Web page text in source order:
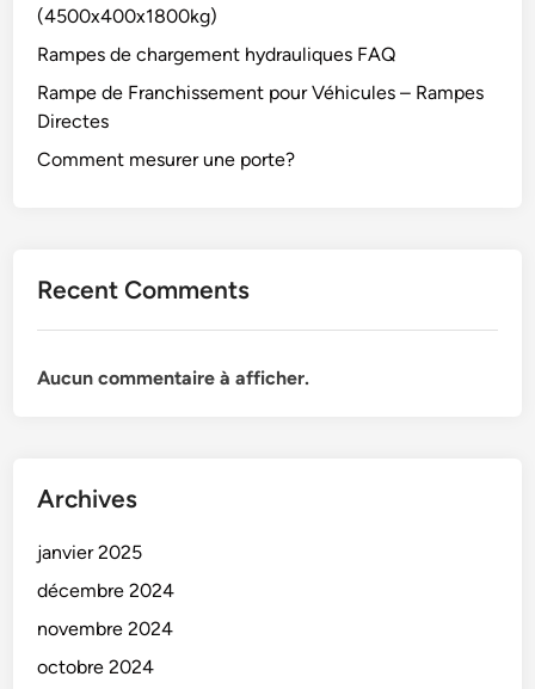
(4500x400x1800kg)
Rampes de chargement hydrauliques FAQ
Rampe de Franchissement pour Véhicules – Rampes
Directes
Comment mesurer une porte?
Recent Comments
Aucun commentaire à afficher.
Archives
janvier 2025
décembre 2024
novembre 2024
octobre 2024